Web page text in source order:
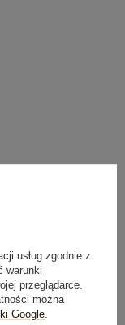
usług zgodnie z
warunki
przeglądarce.
można
Google.